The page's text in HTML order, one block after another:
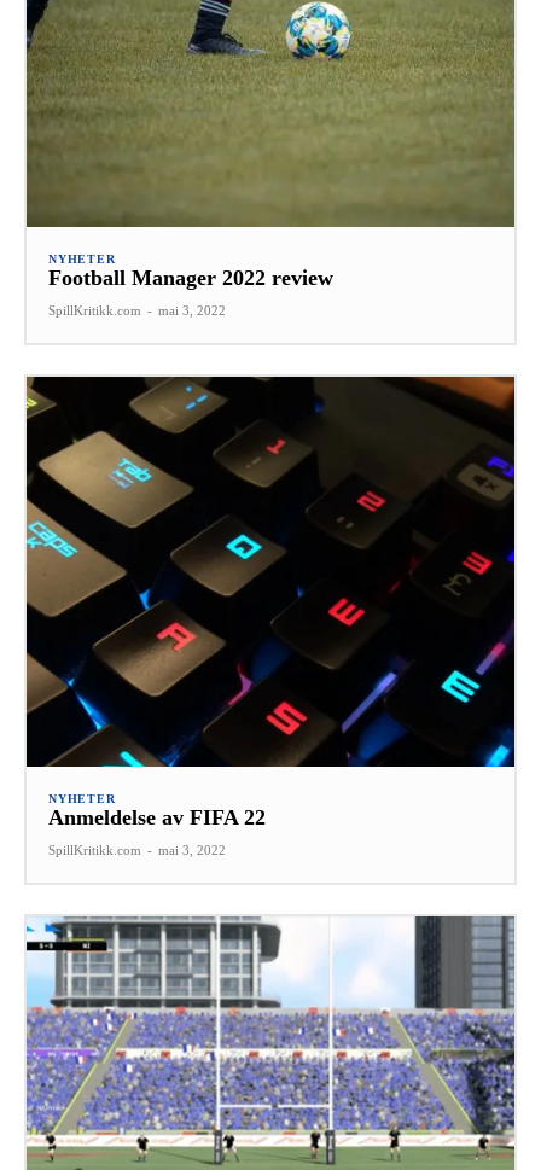
NYHETER
Football Manager 2022 review
SpillKritikk.com - mai 3, 2022
NYHETER
Anmeldelse av FIFA 22
SpillKritikk.com - mai 3, 2022